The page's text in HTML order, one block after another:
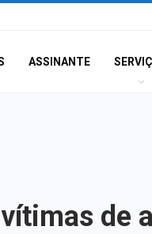
ASSINANTE
de